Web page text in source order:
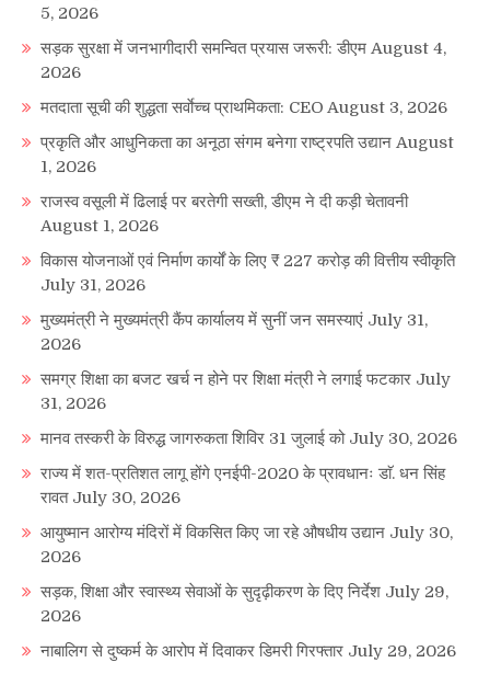
5, 2026
सड़क सुरक्षा में जनभागीदारी समन्वित प्रयास जरूरी: डीएम August 4,
2026
मतदाता सूची की शुद्धता सर्वाेच्च प्राथमिकता: CEO August 3, 2026
प्रकृति और आधुनिकता का अनूठा संगम बनेगा राष्ट्रपति उद्यान August
1, 2026
राजस्व वसूली में ढिलाई पर बरतेगी सख्ती, डीएम ने दी कड़ी चेतावनी
August 1, 2026
विकास योजनाओं एवं निर्माण कार्यों के लिए ₹ 227 करोड़ की वित्तीय स्वीकृति
July 31, 2026
मुख्यमंत्री ने मुख्यमंत्री कैंप कार्यालय में सुनीं जन समस्याएं July 31,
2026
समग्र शिक्षा का बजट खर्च न होने पर शिक्षा मंत्री ने लगाई फटकार July
31, 2026
मानव तस्करी के विरुद्ध जागरुकता शिविर 31 जुलाई को July 30, 2026
राज्य में शत-प्रतिशत लागू होंगे एनईपी-2020 के प्रावधानः डाॅ. धन सिंह
रावत July 30, 2026
आयुष्मान आरोग्य मंदिरों में विकसित किए जा रहे औषधीय उद्यान July 30,
2026
सड़क, शिक्षा और स्वास्थ्य सेवाओं के सुदृढ़ीकरण के दिए निर्देश July 29,
2026
नाबालिग से दुष्कर्म के आरोप में दिवाकर डिमरी गिरफ्तार July 29, 2026